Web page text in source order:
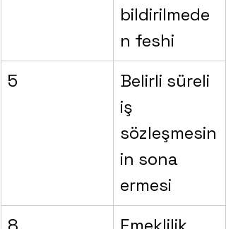
bildirilmede
n feshi
5
Belirli süreli
iş
sözleşmesin
in sona
ermesi